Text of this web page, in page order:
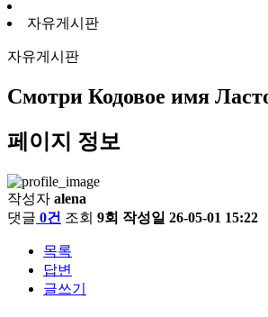
자유게시판
자유게시판
Смотри Кодовое имя
페이지 정보
작성자 alena
댓글 0건 조회 9회 작성일 26-05-01 15:22
목록
답변
글쓰기